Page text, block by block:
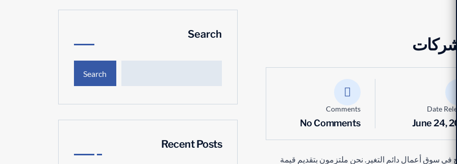
Date
June 24,
Comments
No Comments
في سوق أعمال دائم التغير. نحن ملتزمون بتقديم قيمة
Search
Search
Recent Posts